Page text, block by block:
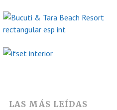
LAS MÁS LEÍDAS